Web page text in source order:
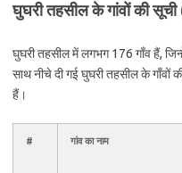
घुघरी तहसील के गांवों की
घुघरी तहसील में लगभग 176 गाँव हैं,
साथ नीचे दी गई घुघरी तहसील के
हैं।
# गांव का नाम